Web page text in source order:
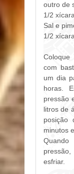
outro de
1/2
Sal e
1/2
com
um dia
horas.
pressão
litros de
posição
minutos
esfriar.